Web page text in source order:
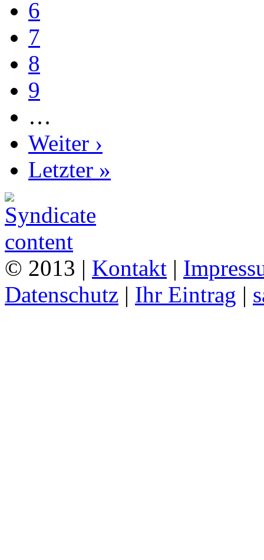
6
7
8
9
…
Weiter ›
Letzter »
© 2013 | Kontakt |
Datenschutz | Ihr Eintrag |